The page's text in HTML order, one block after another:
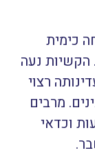
כימית
הקשיות נעה
של 1-10. בשל עדינותה רצוי
מרבים
וכדאי